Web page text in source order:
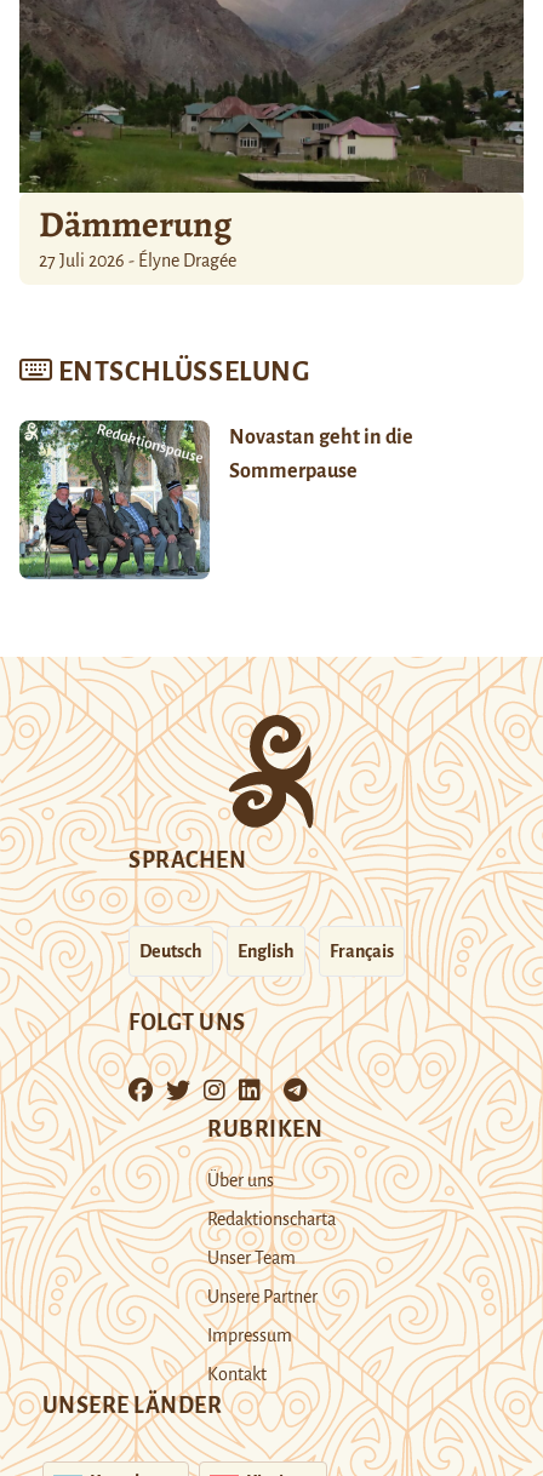
Dämmerung
27 Juli 2026 - Élyne Dragée
ENTSCHLÜSSELUNG
Novastan geht in die
Sommerpause
SPRACHEN
Deutsch English Français
FOLGT UNS
RUBRIKEN
Über uns
Redaktionscharta
Unser Team
Unsere Partner
Impressum
Kontakt
UNSERE LÄNDER